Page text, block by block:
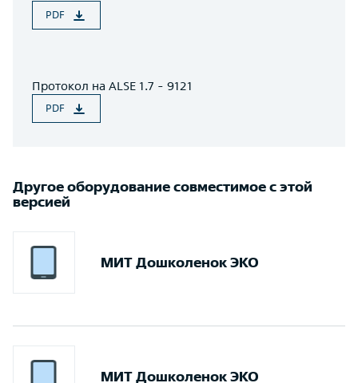
PDF
Протокол на ALSE 1.7 - 9121
PDF
Другое оборудование совместимое с этой
версией
МИТ Дошколенок ЭКО
МИТ Дошколенок ЭКО